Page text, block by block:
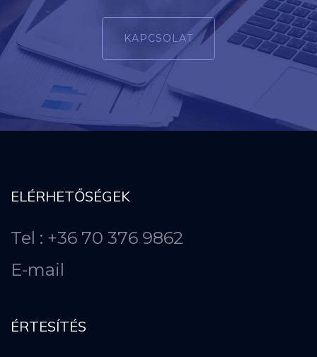
KAPCSOLAT
ELÉRHETŐSÉGEK
Tel : +36 70 376 9862
E-mail
ÉRTESÍTÉS